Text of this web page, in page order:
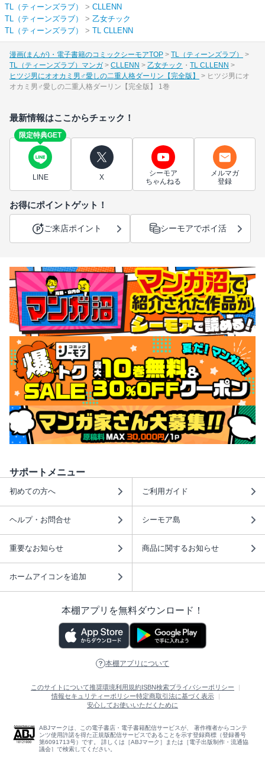
TL（ティーンズラブ）
> CLLENN
TL（ティーンズラブ）
> 乙女チック
TL（ティーンズラブ）
> TL CLLENN
漫画(まんが)・電子書籍のコミックシーモアTOP
TL（ティーンズラブ）
TL（ティーンズラブ）マンガ
CLLENN 乙女チック
TL CLLENN
ヒツジ男にオオカミ男♂愛しの二重人格ダーリン【完全版】
ヒツジ男にオ
オカミ男♂愛しの二重人格ダーリン【完全版】 1巻
最新情報はここからチェック！
限定特典GET
LINE X
シーモア
ちゃんねる
メルマガ
登録
お得にポイントゲット！
ご来店ポイント シーモアでポイ活
サポートメニュー
初めての方へ ご利用ガイド
ヘルプ・お問合せ シーモア島
重要なお知らせ 商品に関するお知らせ
ホームアイコンを追加
本棚アプリを無料ダウンロード！
本棚アプリについて
このサイトについて推奨環境利用規約ISBN検索プライバシーポリシー
情報セキュリティーポリシー特定商取引法に基づく表示
安心してお使いいただくために
ABJマークは、この電子書店・電子書籍配信サービスが、 著作権者からコンテ
ンツ使用許諾を得た正規版配信サービスであることを示す登録商標（登録番号
第6091713号）です。 詳しくは［ABJマーク］または［電子出版制作・流通協
議会］で検索してください。